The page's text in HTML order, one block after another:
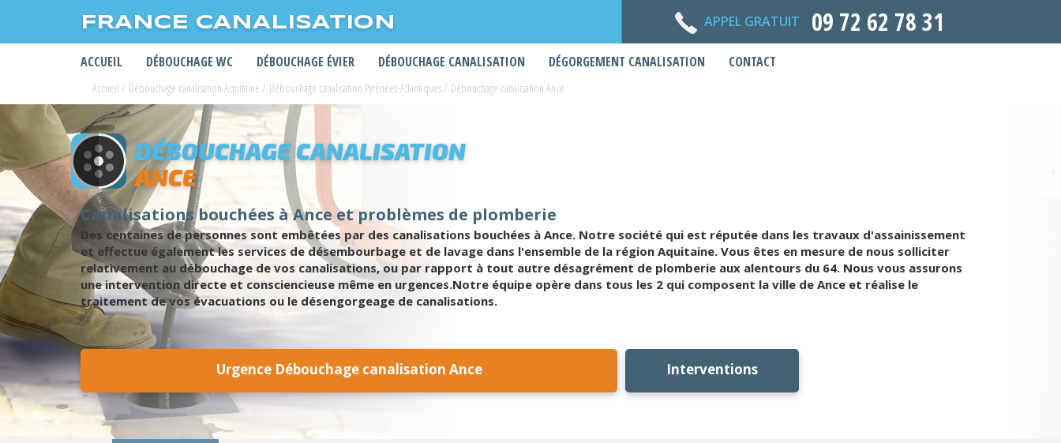
FRANCE CANALISATION APPEL GRATUIT 09 72 62 78 31
ACCUEIL DÉBOUCHAGE WC DÉBOUCHAGE ÉVIER DÉBOUCHAGE CANALISATION DÉGORGEMENT CANALISATION CONTACT
Accueil / Débouchage canalisation Aquitaine / Débouchage canalisation Pyrénées-Atlantiques/ Débouchage canalisation Ance
DÉBOUCHAGE CANALISATION
ANCE
Canalisations bouchées à Ance et problèmes de plomberie
Des centaines de personnes sont embêtées par des canalisations bouchées à Ance. Notre société qui est réputée dans les travaux d'assainissement
et effectue également les services de désembourbage et de lavage dans l'ensemble de la région Aquitaine. Vous êtes en mesure de nous solliciter
relativement au débouchage de vos canalisations, ou par rapport à tout autre désagrément de plomberie aux alentours du 64. Nous vous assurons
une intervention directe et consciencieuse même en urgences.Notre équipe opère dans tous les 2 qui composent la ville de Ance et réalise le
traitement de vos évacuations ou le désengorgeage de canalisations.
Urgence Débouchage canalisation Ance Interventions